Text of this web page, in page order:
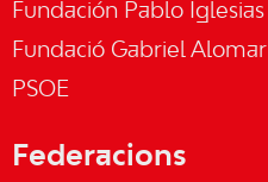
Fundación Pablo Iglesias
Fundació Gabriel Alomar
PSOE
Federacions